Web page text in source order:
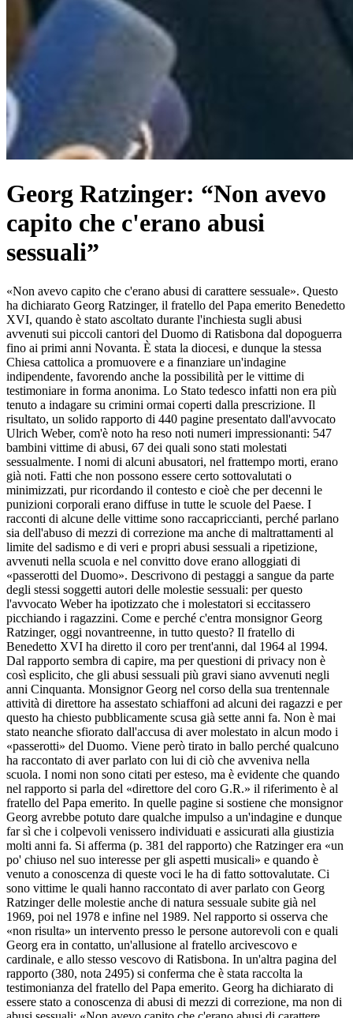
Georg Ratzinger: “Non avevo
capito che c'erano abusi
sessualiˮ
«Non avevo capito che c'erano abusi di carattere sessuale». Questo
ha dichiarato Georg Ratzinger, il fratello del Papa emerito Benedetto
XVI, quando è stato ascoltato durante l'inchiesta sugli abusi
avvenuti sui piccoli cantori del Duomo di Ratisbona dal dopoguerra
fino ai primi anni Novanta. È stata la diocesi, e dunque la stessa
Chiesa cattolica a promuovere e a finanziare un'indagine
indipendente, favorendo anche la possibilità per le vittime di
testimoniare in forma anonima. Lo Stato tedesco infatti non era più
tenuto a indagare su crimini ormai coperti dalla prescrizione. Il
risultato, un solido rapporto di 440 pagine presentato dall'avvocato
Ulrich Weber, com'è noto ha reso noti numeri impressionanti: 547
bambini vittime di abusi, 67 dei quali sono stati molestati
sessualmente. I nomi di alcuni abusatori, nel frattempo morti, erano
già noti. Fatti che non possono essere certo sottovalutati o
minimizzati, pur ricordando il contesto e cioè che per decenni le
punizioni corporali erano diffuse in tutte le scuole del Paese. I
racconti di alcune delle vittime sono raccapriccianti, perché parlano
sia dell'abuso di mezzi di correzione ma anche di maltrattamenti al
limite del sadismo e di veri e propri abusi sessuali a ripetizione,
avvenuti nella scuola e nel convitto dove erano alloggiati di
«passerotti del Duomo». Descrivono di pestaggi a sangue da parte
degli stessi soggetti autori delle molestie sessuali: per questo
l'avvocato Weber ha ipotizzato che i molestatori si eccitassero
picchiando i ragazzini. Come e perché c'entra monsignor Georg
Ratzinger, oggi novantreenne, in tutto questo? Il fratello di
Benedetto XVI ha diretto il coro per trent'anni, dal 1964 al 1994.
Dal rapporto sembra di capire, ma per questioni di privacy non è
così esplicito, che gli abusi sessuali più gravi siano avvenuti negli
anni Cinquanta. Monsignor Georg nel corso della sua trentennale
attività di direttore ha assestato schiaffoni ad alcuni dei ragazzi e per
questo ha chiesto pubblicamente scusa già sette anni fa. Non è mai
stato neanche sfiorato dall'accusa di aver molestato in alcun modo i
«passerotti» del Duomo. Viene però tirato in ballo perché qualcuno
ha raccontato di aver parlato con lui di ciò che avveniva nella
scuola. I nomi non sono citati per esteso, ma è evidente che quando
nel rapporto si parla del «direttore del coro G.R.» il riferimento è al
fratello del Papa emerito. In quelle pagine si sostiene che monsignor
Georg avrebbe potuto dare qualche impulso a un'indagine e dunque
far sì che i colpevoli venissero individuati e assicurati alla giustizia
molti anni fa. Si afferma (p. 381 del rapporto) che Ratzinger era «un
po' chiuso nel suo interesse per gli aspetti musicali» e quando è
venuto a conoscenza di queste voci le ha di fatto sottovalutate. Ci
sono vittime le quali hanno raccontato di aver parlato con Georg
Ratzinger delle molestie anche di natura sessuale subite già nel
1969, poi nel 1978 e infine nel 1989. Nel rapporto si osserva che
«non risulta» un intervento presso le persone autorevoli con e quali
Georg era in contatto, un'allusione al fratello arcivescovo e
cardinale, e allo stesso vescovo di Ratisbona. In un'altra pagina del
rapporto (380, nota 2495) si conferma che è stata raccolta la
testimonianza del fratello del Papa emerito. Georg ha dichiarato di
essere stato a conoscenza di abusi di mezzi di correzione, ma non di